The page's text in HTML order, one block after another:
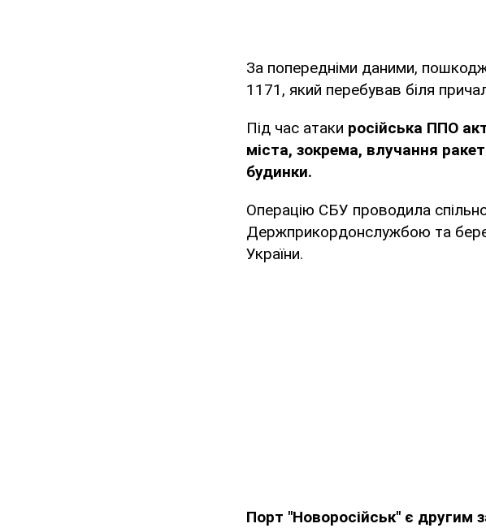
За попередніми даними,
1171, який перебував біля
Під час атаки російська ППО
міста, зокрема, влучання
будинки.
Операцію СБУ проводила
Держприкордонслужбою та
України.
Порт "Новоросійськ" є